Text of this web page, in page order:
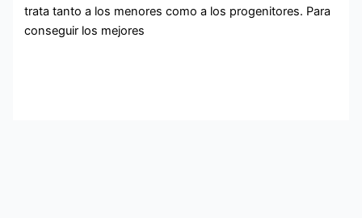
trata tanto a los menores como a los progenitores. Para
conseguir los mejores